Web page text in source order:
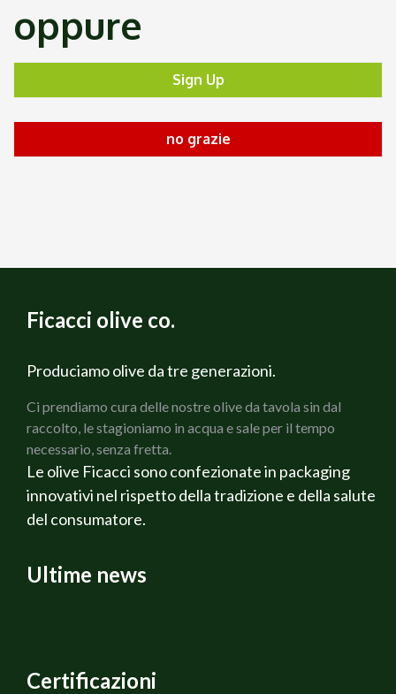
oppure
Ficacci olive co.
Produciamo olive da tre generazioni.
Ci prendiamo cura delle nostre olive da tavola sin dal
raccolto, le stagioniamo in acqua e sale per il tempo
necessario, senza fretta.
Le olive Ficacci sono confezionate in packaging
innovativi nel rispetto della tradizione e della salute
del consumatore.
Ultime news
Certificazioni